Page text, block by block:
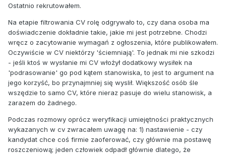
Ostatnio rekrutowałem.
Na etapie filtrowania CV rolę odgrywało to, czy dana osoba ma
doświadczenie dokładnie takie, jakie mi jest potrzebne. Chodzi
wręcz o zacytowanie wymagań z ogłoszenia, które publikowałem.
Oczywiście w CV niektórzy 'ściemniają'. To jednak mi nie szkodzi
- jeśli ktoś w wysłanie mi CV włożył dodatkowy wysiłek na
'podrasowanie' go pod kątem stanowiska, to jest to argument na
jego korzyść, bo przynajmniej się wyslił. Większość osób śle
wszędzie to samo CV, które nieraz pasuje do wielu stanowisk, a
zarazem do żadnego.
Podczas rozmowy oprócz weryfikacji umiejętności praktycznych
wykazanych w cv zwracałem uwagę na: 1) nastawienie - czy
kandydat chce coś firmie zaoferować, czy głównie ma postawę
roszczeniową; jeden człowiek odpadł głównie dlatego, że